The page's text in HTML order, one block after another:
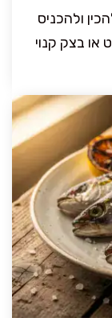
ולהכניס
פשוט או בצק קנוי